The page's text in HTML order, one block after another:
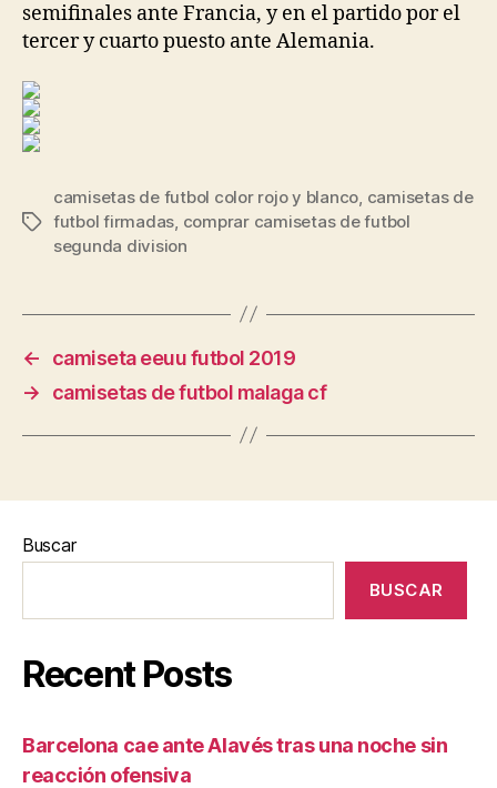
semifinales ante Francia, y en el partido por el
tercer y cuarto puesto ante Alemania.
Etiquetas
camisetas de futbol color rojo y blanco camisetas de
futbol firmadas comprar camisetas de futbol
segunda division
←
camiseta eeuu futbol 2019
→
camisetas de futbol malaga cf
Buscar
BUSCAR
Recent Posts
Barcelona cae ante Alavés tras una noche sin
reacción ofensiva